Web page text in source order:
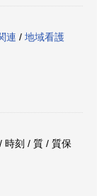
連 / 地域看護
時刻 / 質 / 質保